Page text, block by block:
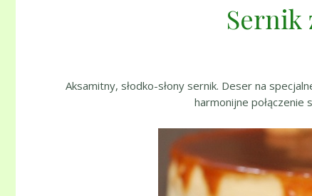
Sernik
Aksamitny, słodko-słony sernik. Deser na
harmonijne połączenie